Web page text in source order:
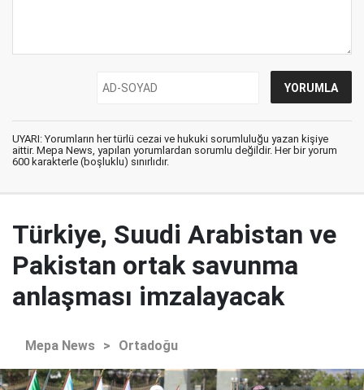
UYARI: Yorumların her türlü cezai ve hukuki sorumluluğu yazan kişiye
aittir. Mepa News, yapılan yorumlardan sorumlu değildir. Her bir yorum
600 karakterle (boşluklu) sınırlıdır.
Türkiye, Suudi Arabistan ve
Pakistan ortak savunma
anlaşması imzalayacak
Mepa News > Ortadoğu